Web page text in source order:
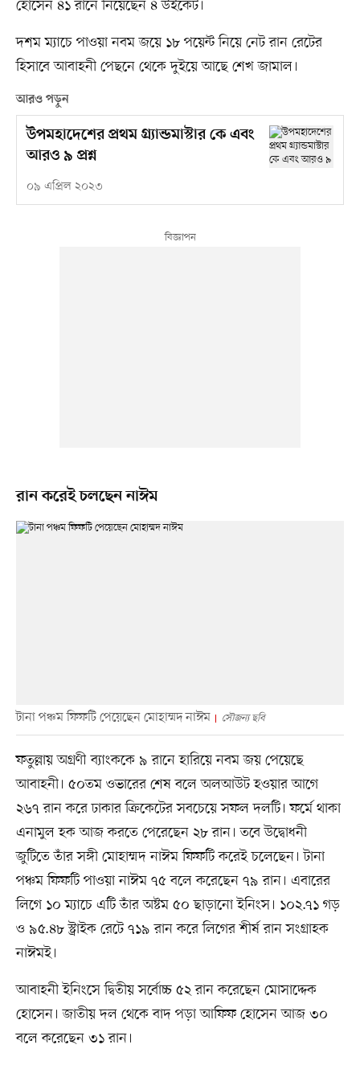
হোসেন ৪১ রানে নিয়েছেন ৪ উইকেট।
দশম ম্যাচে পাওয়া নবম জয়ে ১৮ পয়েন্ট নিয়ে নেট রান রেটের
হিসাবে আবাহনী পেছনে থেকে দুইয়ে আছে শেখ জামাল।
আরও পড়ুন
উপমহাদেশের প্রথম গ্র্যান্ডমাস্টার কে এবং
আরও ৯ প্রশ্ন
০৯ এপ্রিল ২০২৩
রান করেই চলছেন নাঈম
টানা পঞ্চম ফিফটি পেয়েছেন মোহাম্মদ নাঈম সৌজন্য ছবি
ফতুল্লায় অগ্রণী ব্যাংককে ৯ রানে হারিয়ে নবম জয় পেয়েছে
আবাহনী। ৫০তম ওভারের শেষ বলে অলআউট হওয়ার আগে
২৬৭ রান করে ঢাকার ক্রিকেটের সবচেয়ে সফল দলটি। ফর্মে থাকা
এনামুল হক আজ করতে পেরেছেন ২৮ রান। তবে উদ্বোধনী
জুটিতে তাঁর সঙ্গী মোহাম্মদ নাঈম ফিফটি করেই চলেছেন। টানা
পঞ্চম ফিফটি পাওয়া নাঈম ৭৫ বলে করেছেন ৭৯ রান। এবারের
লিগে ১০ ম্যাচে এটি তাঁর অষ্টম ৫০ ছাড়ানো ইনিংস। ১০২.৭১ গড়
ও ৯৫.৪৮ স্ট্রাইক রেটে ৭১৯ রান করে লিগের শীর্ষ রান সংগ্রাহক
নাঈমই।
আবাহনী ইনিংসে দ্বিতীয় সর্বোচ্চ ৫২ রান করেছেন মোসাদ্দেক
হোসেন। জাতীয় দল থেকে বাদ পড়া আফিফ হোসেন আজ ৩০
বলে করেছেন ৩১ রান।